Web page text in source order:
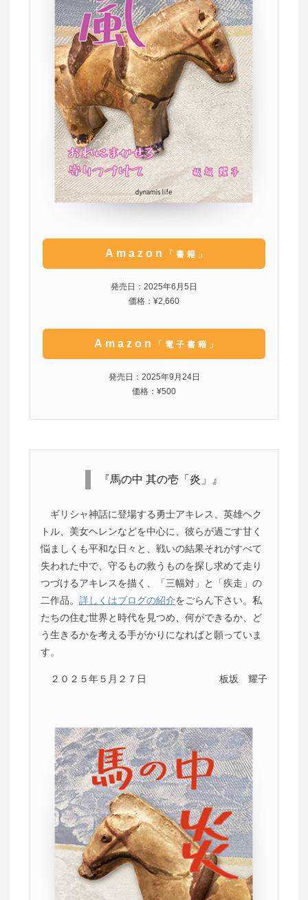
Amazon 「書籍」
発売日：2025年6月5日
価格：¥2,660
Amazon 「電子書籍」
発売日：2025年9月24日
価格：¥500
『馬の中 其の壱「炎」』
ギリシャ神話に登場する勇士アキレス、英雄ヘク
トル、美女ヘレンなどを中心に、彼らが過ごす甘く
悩ましくも平和な日々と、戦いの結果それがすべて
失われた中で、守るもの救うものを探し求めて走り
つづけるアキレスを描く、「三幅対」と「疾走」の
二作品。 詳しくはブログの紹介をごらん下さい。私
たちの住む世界と時代を見つめ、何ができるか、ど
う生きるかを考える手がかりになればと願っていま
す。
２０２５年５月２７日 板坂 耀子